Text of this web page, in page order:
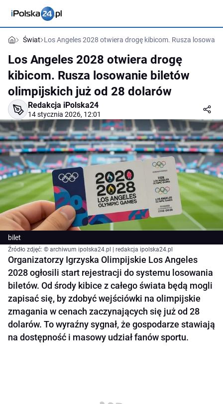
Świat Los Angeles 2028 otwiera drogę kibicom. Rusza
Los Angeles 2028 otwiera drogę
kibicom. Rusza losowanie biletów
olimpijskich już od 28 dolarów
Redakcja iPolska24
14 stycznia 2026, 12:01
bilet
Źródło zdjęć: © archiwum ipolska24.pl | redakcja ipolska24.pl
Organizatorzy Igrzyska Olimpijskie Los Angeles
2028 ogłosili start rejestracji do systemu losowania
biletów. Od środy kibice z całego świata będą mogli
zapisać się, by zdobyć wejściówki na olimpijskie
zmagania w cenach zaczynających się już od 28
dolarów. To wyraźny sygnał, że gospodarze stawiają
na dostępność i masowy udział fanów sportu.